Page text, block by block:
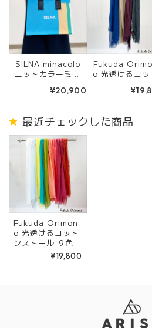
SILNA minacolo
ニットカラーミニ
501 BLUE¥20,900
Fukuda
o 光透けるコッ
最近チェックした商品
Fukuda Orimon
o 光透けるコット
ンストール ９色
¥19,800